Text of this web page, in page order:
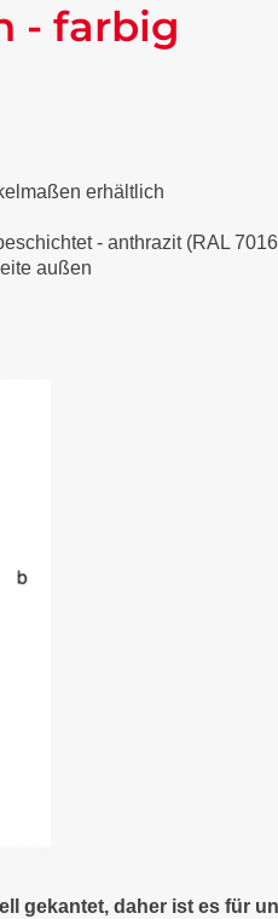
- farbig
erhältlich
- anthrazit (RAL
außen
gekantet, daher ist es für